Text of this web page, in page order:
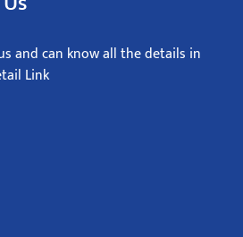
and can know all the details in
Link